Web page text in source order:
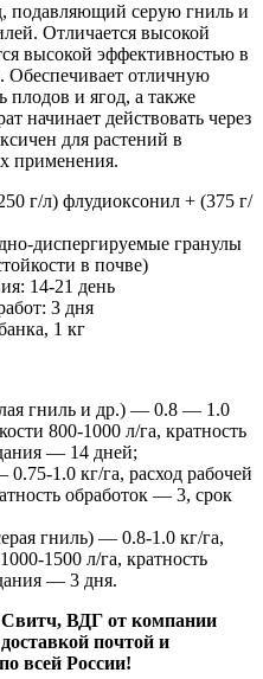
подавляющий серую гниль и
Отличается высокой
высокой эффективностью в
Обеспечивает отличную
плодов и ягод, а также
начинает действовать через
для растений в
применения.
г/л) флудиоксонил + (375 г/
диспергируемые гранулы
в почве)
14-21 день
3 дня
1 кг
гниль и др.) — 0.8 — 1.0
800-1000 л/га, кратность
— 14 дней;
1.0 кг/га, расход рабочей
обработок — 3, срок
гниль) — 0.8-1.0 кг/га,
1500 л/га, кратность
— 3 дня.
ВДГ от компании
почтой и
всей России!